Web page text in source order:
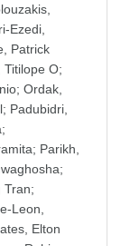
Ezedi,
Patrick
Titilope O;
; Ordak,
; Padubidri,
;
; Parikh,
;
Tran;
Leon,
Elton